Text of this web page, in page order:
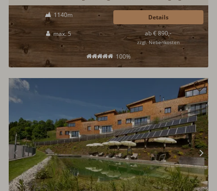
Tagen und ermöglicht eine Zeitreise in das Leben der Bergbauern.
Eine eigene Saunahütte mit Solarium bietet allerdings etwas Luxus
beim urigen Hüttenurlaub....
1140m
max. 5
100%
ab € 890,-
zzgl. Nebenkosten
Details